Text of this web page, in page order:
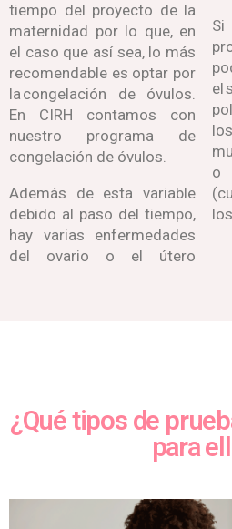
tiempo del proyecto de la
maternidad por lo que, en
el caso que así sea, lo más
recomendable es optar por
lacongelación de óvulos.
En CIRH contamos con
nuestro programa de
congelación de óvulos.
Además de esta variable
debido al paso del tiempo,
hay varias enfermedades
del ovario o el útero
Si
el
o
¿Qué tipos de
para